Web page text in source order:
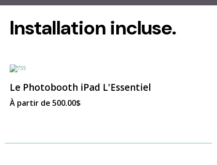
Installation incluse.
Le Photobooth iPad L'Essentiel
À partir de 500.00$